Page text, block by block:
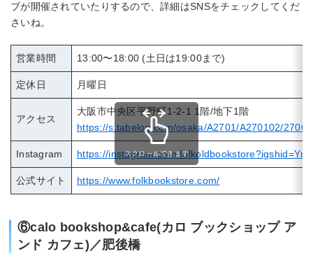
ブが開催されていたりするので、詳細はSNSをチェックしてくだ
さいね。
営業時間 13:00〜18:00 (土日は19:00まで)
定休日 月曜日
アクセス
大阪市中央区平野町1-2-1 1階/地下1階
https://s.tabelog.com/osaka/A2701/A270102/
Instagram https://instagram.com/
公式サイト https://www.folkbookstore.com/
スクロールできます
⑥calo bookshop&cafe(カロ ブックショップ ア
ンド カフェ)／肥後橋